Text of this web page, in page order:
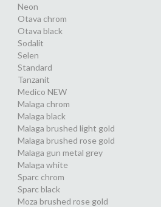
Neon
Otava chrom
Otava black
Sodalit
Selen
Standard
Tanzanit
Medico NEW
Malaga chrom
Malaga black
Malaga brushed light gold
Malaga brushed rose gold
Malaga gun metal grey
Malaga white
Sparc chrom
Sparc black
Moza brushed rose gold